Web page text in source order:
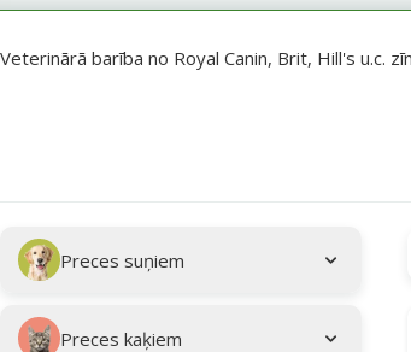
Veterinārā barība no Royal Canin, Brit, Hill's u.c.
Apakškategorija
Preces suņiem
Preces kaķiem